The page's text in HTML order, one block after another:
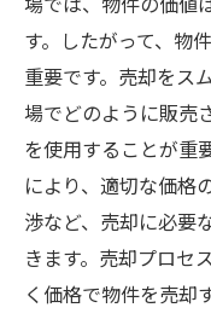
す。したがって、物
重要です。売却をス
場でどのように販売
を使用することが重
により、適切な価格
渉など、売却に必要
きます。売却プロセ
く価格で物件を売却